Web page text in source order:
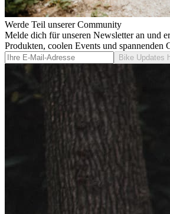
Werde Teil unserer Community
Melde dich für unseren Newsletter an und
Produkten, coolen Events und spannenden
Bike Updates